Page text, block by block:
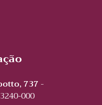
737 -
000